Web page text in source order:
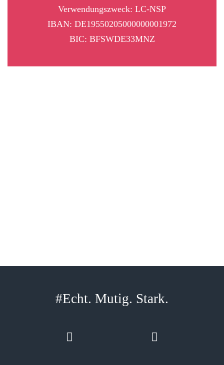
Verwendungszweck: LC-NSP
IBAN: DE19550205000000001972
BIC: BFSWDE33MNZ
#Echt. Mutig. Stark.